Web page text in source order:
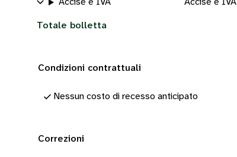
Accise e IVA Accise e IVA
Totale bolletta
Condizioni contrattuali
Nessun costo di recesso anticipato
Correzioni